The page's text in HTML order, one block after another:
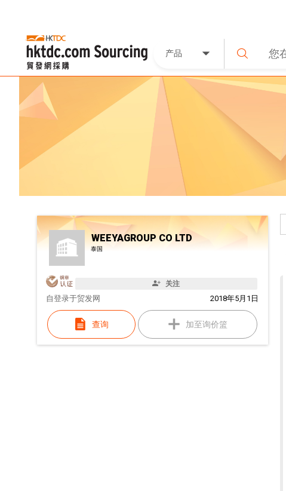
产品
WEEYAGROUP CO LTD
泰国
关注
自 2018年5月1日
登录于贸发网
查询 加至询价篮